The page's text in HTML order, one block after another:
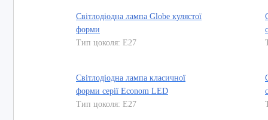
Світлодіодна лампа Globe кулястої
форми
Тип цоколя: E27
Світлодіодна лампа класичної
форми серії Econom LED
Тип цоколя: E27